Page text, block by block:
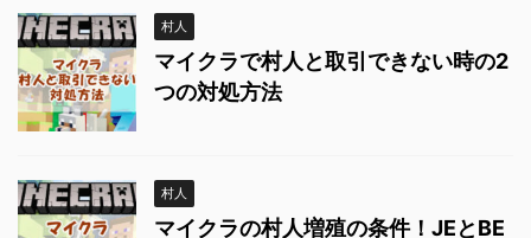
村人
マイクラで村人と取引できない時の2
つの対処方法
村人
マイクラの村人増殖の条件！JEとBE